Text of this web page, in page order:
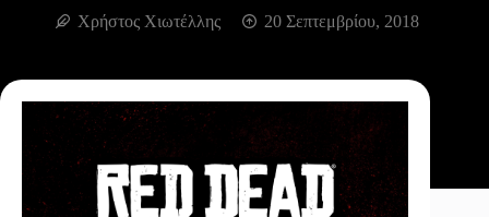
Χρήστος Χιωτέλλης 20 Σεπτεμβρίου, 2018